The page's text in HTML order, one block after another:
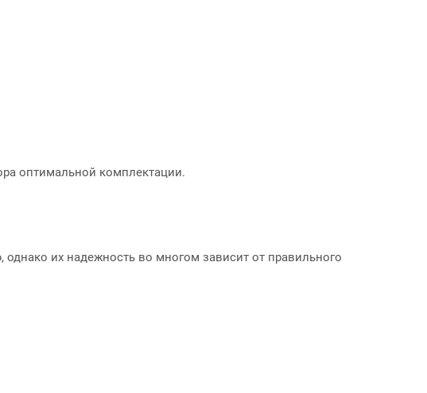
оптимальной комплектации.
их надежность во многом зависит от правильного